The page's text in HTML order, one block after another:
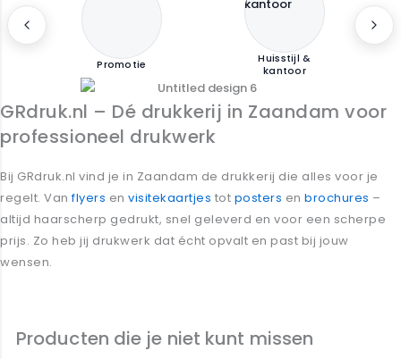
Promotie
Huisstijl &
kantoor
GRdruk.nl – Dé drukkerij in Zaandam voor
professioneel drukwerk
Bij GRdruk.nl vind je in Zaandam de drukkerij die alles voor je
regelt. Vanflyers en visitekaartjes tot posters en brochures –
altijd haarscherp gedrukt, snel geleverd en voor een scherpe
prijs. Zo heb jij drukwerk dat écht opvalt en past bij jouw
wensen.
Producten die je niet kunt missen